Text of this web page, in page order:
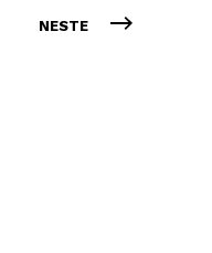
NESTE